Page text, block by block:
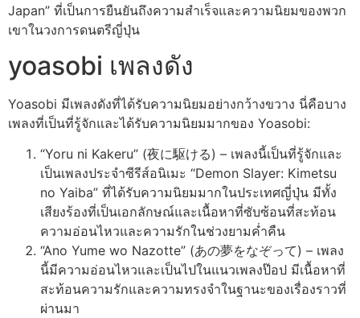
Japan” ที่เป็นการยืนยันถึงความสำเร็จและความนิยมของพวก
เขาในวงการดนตรีญี่ปุ่น
yoasobi เพลงดัง
Yoasobi มีเพลงดังที่ได้รับความนิยมอย่างกว้างขวาง นี่คือบาง
เพลงที่เป็นที่รู้จักและได้รับความนิยมมากของ Yoasobi:
“Yoru ni Kakeru” (夜に駆ける) – เพลงนี้เป็นที่รู้จักและ
เป็นเพลงประจำซีรีส์อนิเมะ “Demon Slayer: Kimetsu
no Yaiba” ที่ได้รับความนิยมมากในประเทศญี่ปุ่น มีทั้ง
เสียงร้องที่เป็นเอกลักษณ์และเนื้อหาที่ซับซ้อนที่สะท้อน
ความอ่อนไหวและความรักในช่วงยามค่ำคืน
“Ano Yume wo Nazotte” (あの夢をなぞって) – เพลง
นี้มีความอ่อนไหวและเป็นไปในแนวเพลงป๊อป มีเนื้อหาที่
สะท้อนความรักและความทรงจำในฐานะของเรื่องราวที่
ผ่านมา